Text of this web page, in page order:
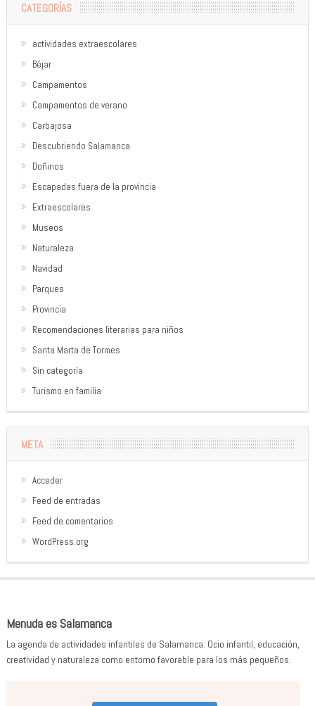
CATEGORÍAS
actividades extraescolares
Béjar
Campamentos
Campamentos de verano
Carbajosa
Descubriendo Salamanca
Doñinos
Escapadas fuera de la provincia
Extraescolares
Museos
Naturaleza
Navidad
Parques
Provincia
Recomendaciones literarias para niños
Santa Marta de Tormes
Sin categoría
Turismo en familia
META
Acceder
Feed de entradas
Feed de comentarios
WordPress.org
Menuda es Salamanca
La agenda de actividades infantiles de Salamanca. Ocio infantil, educación,
creatividad y naturaleza como entorno favorable para los más pequeños.